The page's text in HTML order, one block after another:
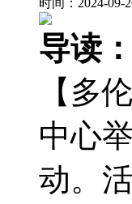
导读：
【多
中心
动。